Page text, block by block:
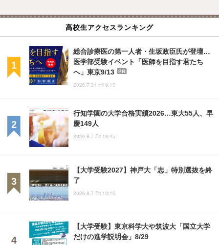
高校生アクセスランキング
総合診療医の第一人者・生坂政臣氏が登壇…
医学部受験イベント「医師を目指す君たち
へ」東京9/13
PR
2026.7.31 Fri 9:15
行知学園の大学合格実績2026…東大55人、早
慶149人
2026.8.7 Fri 18:45
【大学受験2027】神戸大「志」特別選抜を終
了
2026.8.7 Fri 13:15
【大学受験】東京科学大や筑波大「国立大学
だけの進学説明会」8/29